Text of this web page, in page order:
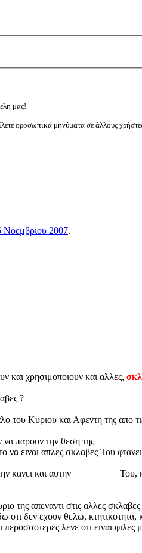
μας!
προσωπικά μηνύματα σε άλλους
Νοεμβρίου 2007.
και χρησιμοποιουν και αλλες,
?
του Κυριου και Αφεντη της απο
να παρουν την θεση της
ειναι απλες σκλαβες Του
κανει και αυτην
Του,
της απεναντι στις αλλες
οτι δεν εχουν θελω,
λενε οτι ειναι φιλες